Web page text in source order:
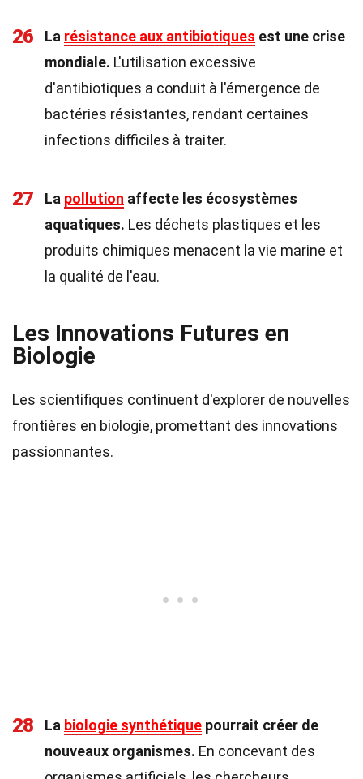
26 La résistance aux antibiotiques est une crise
mondiale. L'utilisation excessive
d'antibiotiques a conduit à l'émergence de
bactéries résistantes, rendant certaines
infections difficiles à traiter.
27 La pollution affecte les écosystèmes
aquatiques. Les déchets plastiques et les
produits chimiques menacent la vie marine et
la qualité de l'eau.
Les Innovations Futures en
Biologie
Les scientifiques continuent d'explorer de nouvelles
frontières en biologie, promettant des innovations
passionnantes.
28 La biologie synthétique pourrait créer de
nouveaux organismes. En concevant des